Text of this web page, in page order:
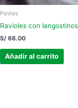
Pastas
Ravioles con langostinos
S/ 68.00
Añadir al carrito